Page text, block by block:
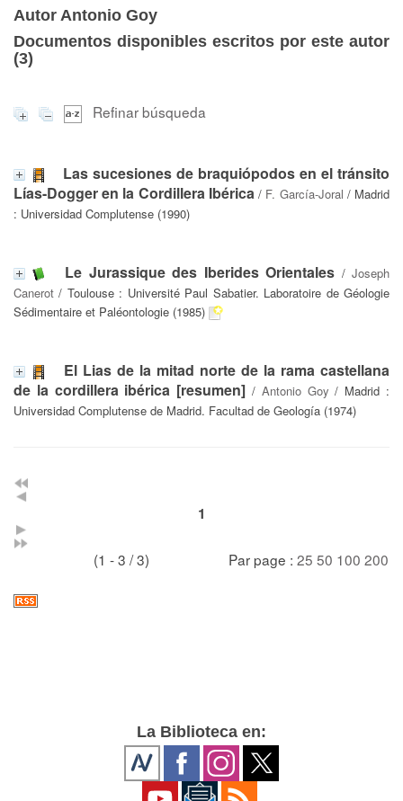
Autor Antonio Goy
Documentos disponibles escritos por este autor
(3)
Refinar búsqueda
Las sucesiones de braquiópodos en el tránsito
Lías-Dogger en la Cordillera Ibérica/ F. García-Joral / Madrid
: Universidad Complutense (1990)
Le Jurassique des Iberides Orientales /Joseph
Canerot / Toulouse : Université Paul Sabatier. Laboratoire de Géologie
Sédimentaire et Paléontologie (1985)
El Lias de la mitad norte de la rama castellana
de la cordillera ibérica [resumen] / Antonio Goy / Madrid :
Universidad Complutense de Madrid. Facultad de Geología (1974)
1
(1 - 3 / 3) Par page : 25 50 100 200
La Biblioteca en: